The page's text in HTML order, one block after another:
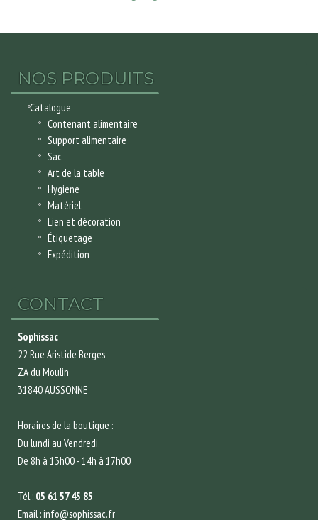
NOS PRODUITS
Catalogue
Contenant alimentaire
Support alimentaire
Sac
Art de la table
Hygiene
Matériel
Lien et décoration
Étiquetage
Expédition
CONTACT
Sophissac
22 Rue Aristide Berges
ZA du Moulin
31840 AUSSONNE
Horaires de la boutique :
Du lundi au Vendredi,
De 8h à 13h00 - 14h à 17h00
Tél : 05 61 57 45 85
Email : info@sophissac.fr